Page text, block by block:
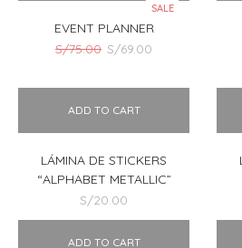
SALE
EVENT PLANNER
S/75.00 El
original
S/69.00
actual
ADD TO CART
LÁMINA DE STICKERS
“ALPHABET METALLIC”
S/20.00
ADD TO CART